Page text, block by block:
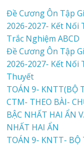
Đề Cương Ôn Tập
2026-2027- Kết
Trắc Nghiệm ABCD
Đề Cương Ôn Tập
2026-2027- Kết
Thuyết
TOÁN 9- KNTT(BỘ
CTM- THEO BÀI-
BẬC NHẤT HAI ẨN
NHẤT HAI ẨN
TOÁN 9- KNTT-